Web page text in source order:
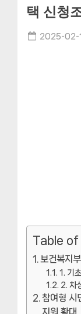
택 신청
Posted
2025-02-
Table
보건복지
1. 기
2. 차
참여형 시
지원 확대